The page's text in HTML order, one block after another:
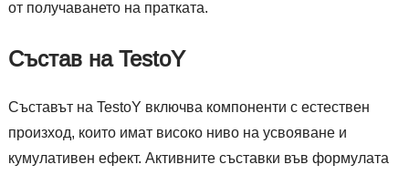
от получаването на пратката.
Състав на TestoY
Съставът на TestoY включва компоненти с естествен
произход, които имат високо ниво на усвояване и
кумулативен ефект. Активните съставки във формулата